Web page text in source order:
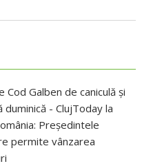
Galben de caniculă și
duminică - ClujToday la
Președintele
permite vânzarea